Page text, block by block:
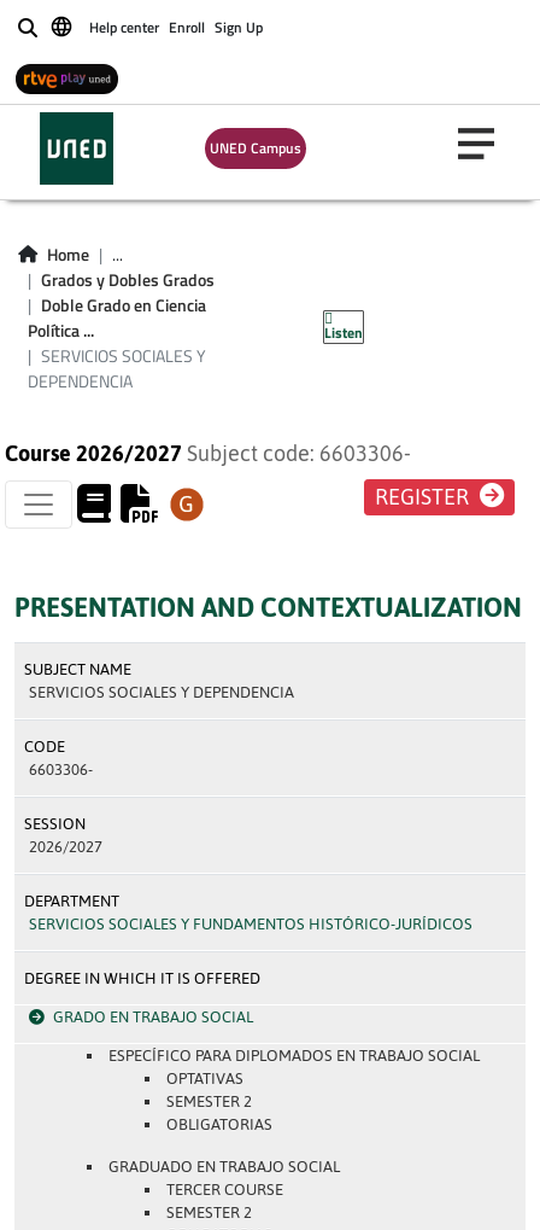
BuscarHelp center Enroll Sign Up
UNED Campus
Home
...
Grados y Dobles Grados
Doble Grado en Ciencia
Política ...
SERVICIOS SOCIALES Y
DEPENDENCIA
Listen
SERVICIOS
SOCIALES Y
DEPENDENCIA
Course 2026/2027 Subject code: 6603306-
REGISTER
PRESENTATION AND CONTEXTUALIZATION
SUBJECT NAME
SERVICIOS SOCIALES Y DEPENDENCIA
CODE
6603306-
SESSION
2026/2027
DEPARTMENT
SERVICIOS SOCIALES Y FUNDAMENTOS HISTÓRICO-JURÍDICOS
DEGREE IN WHICH IT IS OFFERED
GRADO EN TRABAJO SOCIAL
ESPECÍFICO PARA DIPLOMADOS EN TRABAJO SOCIAL
OPTATIVAS
SEMESTER 2
OBLIGATORIAS
GRADUADO EN TRABAJO SOCIAL
TERCER COURSE
SEMESTER 2